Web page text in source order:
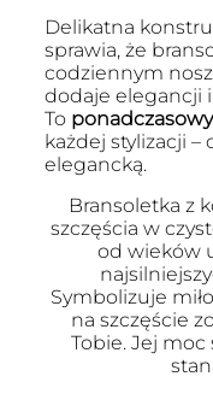
Delikatna
sprawia, że
codziennym
dodaje elegancji
To
każdej stylizacji
elegancką.
Bransoletka z
szczęścia w
od wieków
Symbolizuje
na szczęście
Tobie. Jej moc